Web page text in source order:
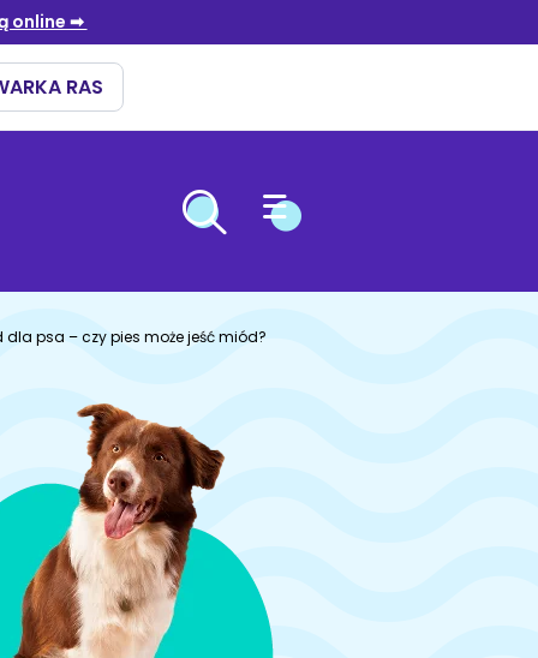
dla psa – czy pies może jeść miód?